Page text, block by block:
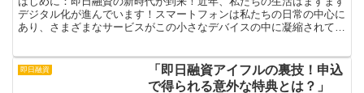
デジタル化が進んでいます！スマートフォンは私たちの日常の中心に
あり、さまざまなサービスがこの小さなデバイスの中に凝縮されてい
即日融資
「即日融資アイフルの裏技！申込
で得られる意外な特典とは？」